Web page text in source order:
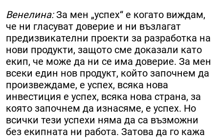
Венелина:За мен „успех“ е когато виждам,
че ни гласуват доверие и ни възлагат
предизвикателни проекти за разработка на
нови продукти, защото сме доказали като
екип, че може да ни се има доверие. За мен
всеки един нов продукт, който започнем да
произвеждаме, е успех, всяка нова
инвестиция е успех, всяка нова страна, за
която започнем да изнасяме, е успех. Но
всички тези успехи няма да са възможни
без екипната ни работа. Затова да го кажа